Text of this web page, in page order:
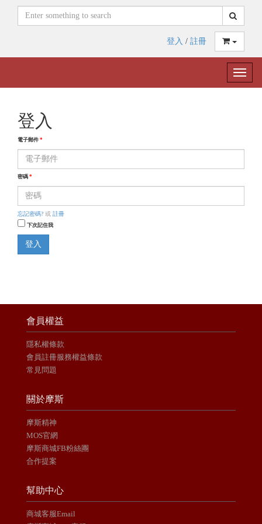
登入 / 註冊
Toggle
登入
電子郵件 *
密碼 *
忘記密碼? 或 註冊
下次記住我
登入
會員權益
隱私權條款
會員註冊服務權益條款
常見問題
關於摩斯
摩斯精神
MOS官網
摩斯商城FB粉絲團
合作提案
幫助中心
商城客服Email